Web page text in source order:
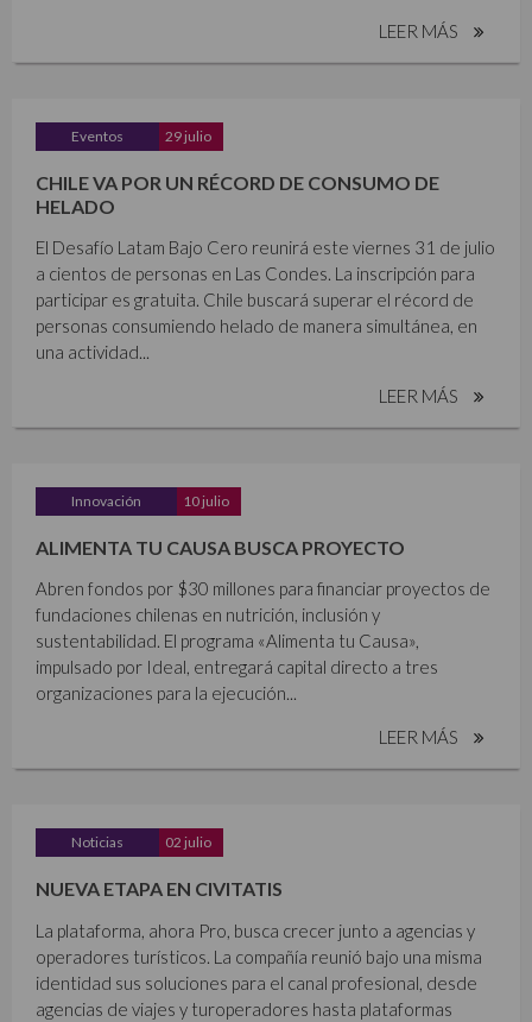
LEER MÁS
Eventos 29 julio
CHILE VA POR UN RÉCORD DE CONSUMO DE
HELADO
El Desafío Latam Bajo Cero reunirá este viernes 31 de julio
a cientos de personas en Las Condes. La inscripción para
participar es gratuita. Chile buscará superar el récord de
personas consumiendo helado de manera simultánea, en
una actividad...
LEER MÁS
Innovación 10 julio
ALIMENTA TU CAUSA BUSCA PROYECTO
Abren fondos por $30 millones para financiar proyectos de
fundaciones chilenas en nutrición, inclusión y
sustentabilidad. El programa «Alimenta tu Causa»,
impulsado por Ideal, entregará capital directo a tres
organizaciones para la ejecución...
LEER MÁS
Noticias 02 julio
NUEVA ETAPA EN CIVITATIS
La plataforma, ahora Pro, busca crecer junto a agencias y
operadores turísticos. La compañía reunió bajo una misma
identidad sus soluciones para el canal profesional, desde
agencias de viajes y turoperadores hasta plataformas